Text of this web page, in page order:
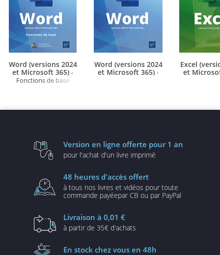
Word (versions 2024
et Microsoft 365) -
Fonctions de base
Word (versions 2024
et Microsoft 365) -
Excel
et
Version en ligne offerte pour 1 an
pour l'achat d'un livre imprimé
48 heures d'accès offert
à tous nos livres et vidéos pour toute
commande payéepar CB ou par PayPal
Livraison à 0,01 €
à partir de 35€ d'achats
En stock chez vous en 48h